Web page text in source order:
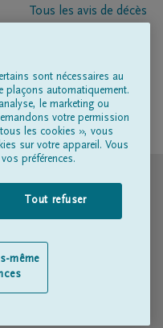
Tous les avis de décès
de pompes funèbres
la vie privée
sont nécessaires au
plaçons automatiquement.
le marketing ou
votre permission
les cookies », vous
sur votre appareil. Vous
préférences.
Tout refuser
même